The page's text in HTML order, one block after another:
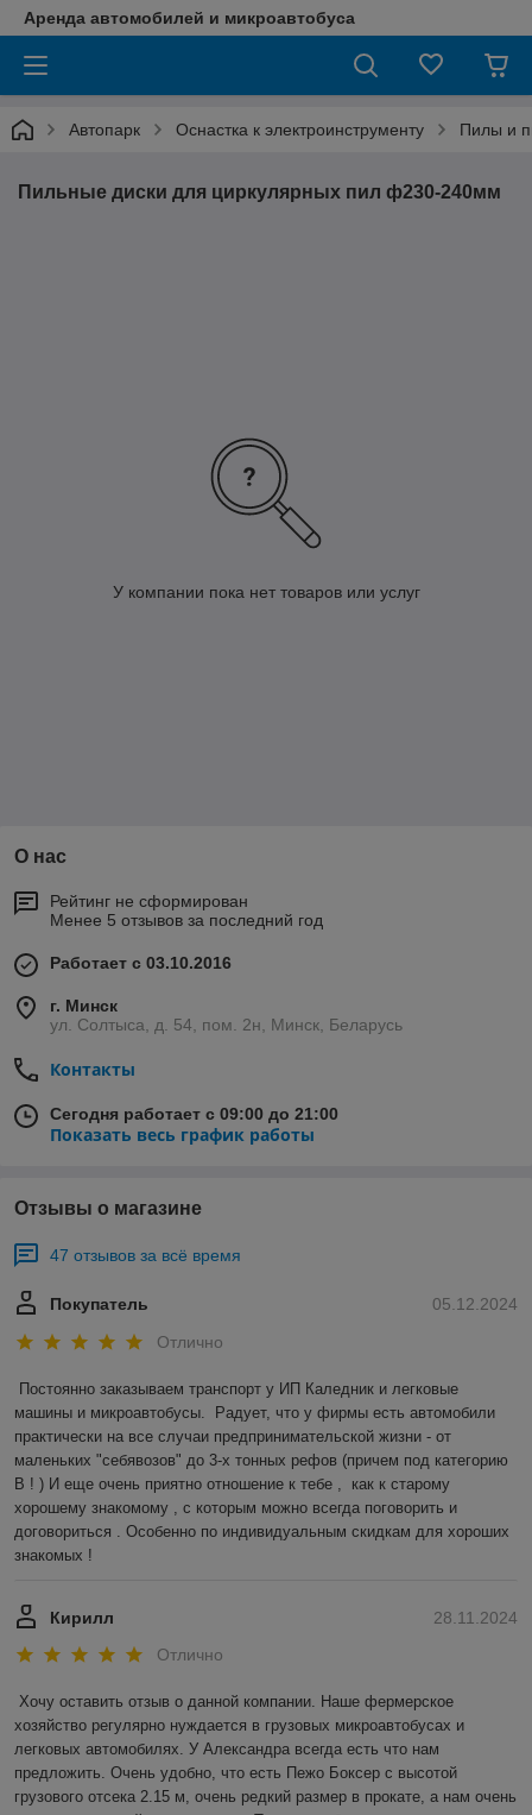
Аренда автомобилей и микроавтобуса
Автопарк Оснастка к электроинструменту Пилы и
Пильные диски для циркулярных пил ф230-240мм
У компании пока нет товаров или услуг
О нас
Рейтинг не сформирован
Менее 5 отзывов за последний год
Работает с 03.10.2016
г. Минск
ул. Солтыса, д. 54, пом. 2н, Минск, Беларусь
Контакты
Сегодня работает с 09:00 до 21:00
Показать весь график работы
Отзывы о магазине
47 отзывов за всё время
05.12.2024
Покупатель
Отлично
Постоянно заказываем транспорт у ИП Каледник и легковые
машины и микроавтобусы.  Радует, что у фирмы есть автомобили
практически на все случаи предпринимательской жизни - от
маленьких "себявозов" до 3-х тонных рефов (причем под категорию
В ! ) И еще очень приятно отношение к тебе ,  как к старому
хорошему знакомому , с которым можно всегда поговорить и
договориться . Особенно по индивидуальным скидкам для хороших
знакомых !
28.11.2024
Кирилл
Отлично
Хочу оставить отзыв о данной компании. Наше фермерское
хозяйство регулярно нуждается в грузовых микроавтобусах и
легковых автомобилях. У Александра всегда есть что нам
предложить. Очень удобно, что есть Пежо Боксер с высотой
грузового отсека 2.15 м, очень редкий размер в прокате, а нам очень